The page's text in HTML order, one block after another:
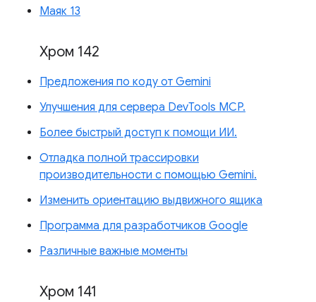
Маяк 13
Хром 142
Предложения по коду от Gemini
Улучшения для сервера DevTools MCP.
Более быстрый доступ к помощи ИИ.
Отладка полной трассировки
производительности с помощью Gemini.
Изменить ориентацию выдвижного ящика
Программа для разработчиков Google
Различные важные моменты
Хром 141